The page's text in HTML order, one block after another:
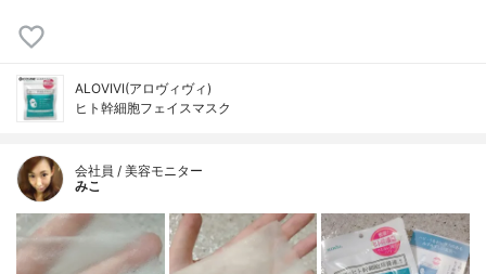
ALOVIVI(アロヴィヴィ)
ヒト幹細胞フェイスマスク
会社員 / 美容モニター
みこ